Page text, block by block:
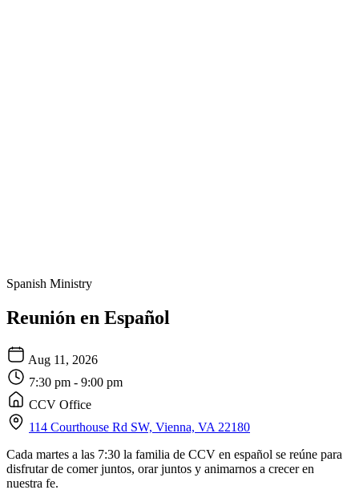
Spanish Ministry
Reunión en Español
Aug 11, 2026
7:30 pm - 9:00 pm
CCV Office
114 Courthouse Rd SW, Vienna, VA 22180
Cada martes a las 7:30 la familia de CCV en español se reúne para
disfrutar de comer juntos, orar juntos y animarnos a crecer en
nuestra fe.